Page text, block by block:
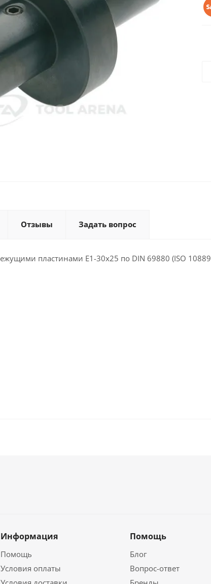
Отзывы Задать вопрос
пластинами E1-30x25 по DIN 69880 (ISO
Информация
Помощь
Условия оплаты
Помощь
Блог
Вопрос-ответ